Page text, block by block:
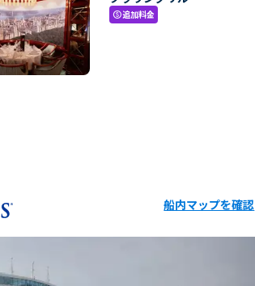
paid追加料金
船内マップを確認